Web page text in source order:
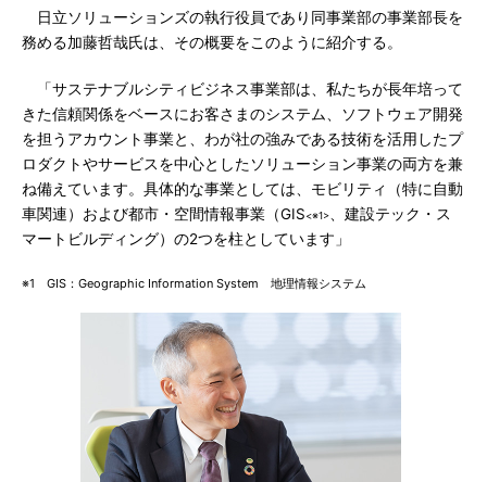
日立ソリューションズの執行役員であり同事業部の事業部長を
務める加藤哲哉氏は、その概要をこのように紹介する。
「サステナブルシティビジネス事業部は、私たちが長年培って
きた信頼関係をベースにお客さまのシステム、ソフトウェア開発
を担うアカウント事業と、わが社の強みである技術を活用したプ
ロダクトやサービスを中心としたソリューション事業の両方を兼
ね備えています。具体的な事業としては、モビリティ（特に自動
車関連）および都市・空間情報事業（GIS<※1>
、建設テック・ス
マートビルディング）の2つを柱としています」
※1 GIS：Geographic Information System 地理情報システム